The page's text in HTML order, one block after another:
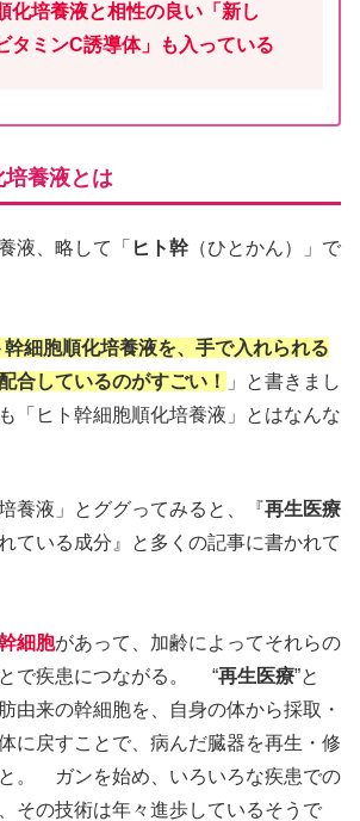
化培養液と相性の良い「新し
タミンC誘導体」も入っている
培養液とは
液、略して「 ヒト幹（ひとかん）」で
細胞順化培養液を、手で入れられる
合しているのがすごい！
」と書きまし
「ヒト幹細胞順化培養液」とはなんな
養液」とググってみると、『再生医療
ている成分』と多くの記事に書かれて
細胞があって、加齢によってそれらの
で疾患につながる。 “再生医療”と
由来の幹細胞を、自身の体から採取・
に戻すことで、病んだ臓器を再生・修
。 ガンを始め、いろいろな疾患での
その技術は年々進歩しているそうで